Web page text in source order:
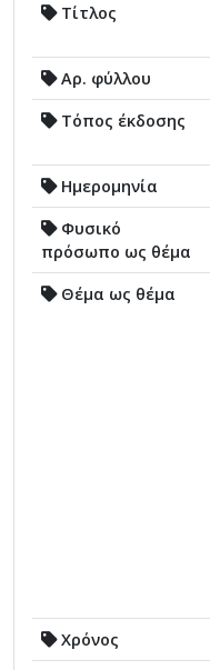
Τίτλος
Αρ. φύλλου
Τόπος έκδοσης
Ημερομηνία
Φυσικό
πρόσωπο ως θέμα
Θέμα ως θέμα
Χρόνος